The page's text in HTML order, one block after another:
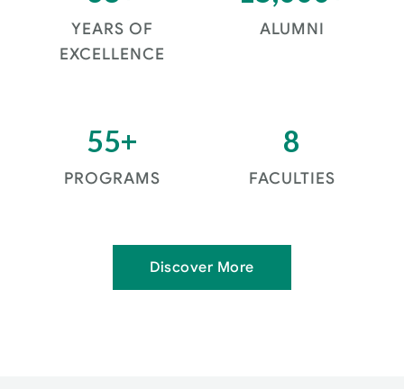
YEARS OF
EXCELLENCE
ALUMNI
55+
PROGRAMS
8
FACULTIES
Discover More